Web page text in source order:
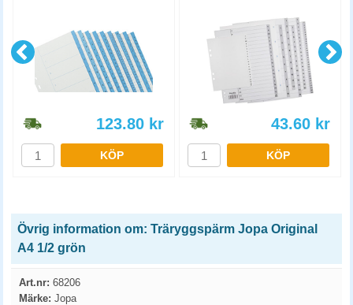
123.80 kr
KÖP
43.60 kr
KÖP
Övrig information om: Träryggspärm Jopa Original
A4 1/2 grön
Art.nr: 68206
Märke: Jopa